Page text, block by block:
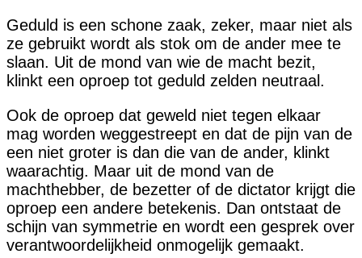
Geduld is een schone zaak, zeker, maar niet als
ze gebruikt wordt als stok om de ander mee te
slaan. Uit de mond van wie de macht bezit,
klinkt een oproep tot geduld zelden neutraal.
Ook de oproep dat geweld niet tegen elkaar
mag worden weggestreept en dat de pijn van de
een niet groter is dan die van de ander, klinkt
waarachtig. Maar uit de mond van de
machthebber, de bezetter of de dictator krijgt die
oproep een andere betekenis. Dan ontstaat de
schijn van symmetrie en wordt een gesprek over
verantwoordelijkheid onmogelijk gemaakt.